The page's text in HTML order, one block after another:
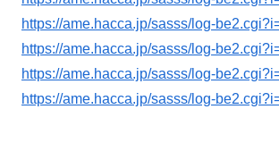
https://ame.hacca.jp/sasss/log-
https://ame.hacca.jp/sasss/log-
https://ame.hacca.jp/sasss/log-
https://ame.hacca.jp/sasss/log-